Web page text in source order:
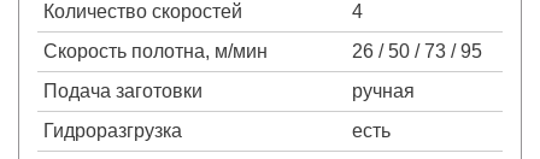
Количество скоростей
4
Скорость полотна, м/мин
26 / 50 / 73 / 95
Подача заготовки
ручная
Гидроразгрузка
есть